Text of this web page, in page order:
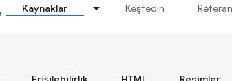
Kaynaklar Keşfedin